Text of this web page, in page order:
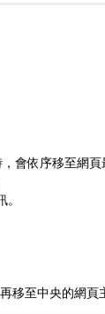
會依序移至網頁
移至中央的網